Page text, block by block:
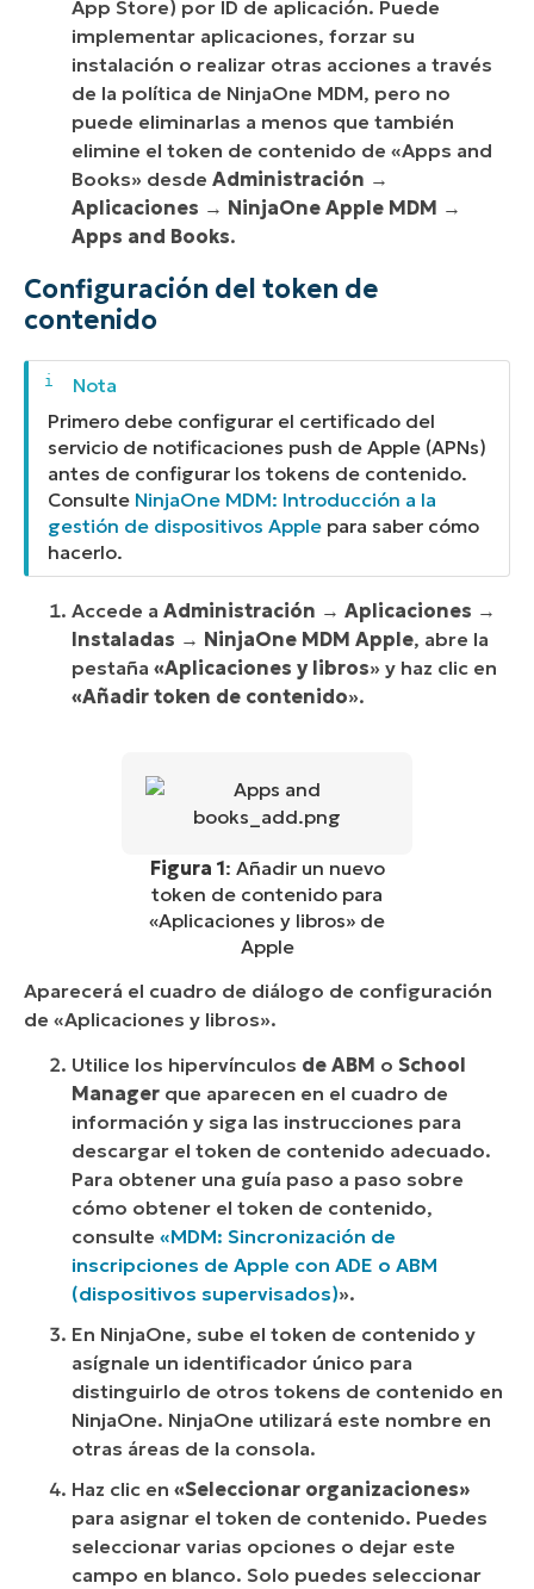
App Store) por ID de aplicación. Puede
implementar aplicaciones, forzar su
instalación o realizar otras acciones a través
de la política de NinjaOne MDM, pero no
puede eliminarlas a menos que también
elimine el token de contenido de «Apps and
Books» desde Administración →
Aplicaciones → NinjaOne Apple MDM →
Apps and Books.
Configuración del token de
contenido
Primero debe configurar el certificado del
servicio de notificaciones push de Apple (APNs)
antes de configurar los tokens de contenido.
Consulte NinjaOne MDM: Introducción a la
gestión de dispositivos Apple para saber cómo
hacerlo.
Accede a Administración → Aplicaciones →
Instaladas → NinjaOne MDM Apple, abre la
pestaña «Aplicaciones y libros» y haz clic en
«Añadir token de contenido».
Figura 1: Añadir un nuevo
token de contenido para
«Aplicaciones y libros» de
Apple
Aparecerá el cuadro de diálogo de configuración
de «Aplicaciones y libros».
Utilice los hipervínculos de ABM o School
Manager que aparecen en el cuadro de
información y siga las instrucciones para
descargar el token de contenido adecuado.
Para obtener una guía paso a paso sobre
cómo obtener el token de contenido,
consulte «MDM: Sincronización de
inscripciones de Apple con ADE o ABM
(dispositivos supervisados)».
En NinjaOne, sube el token de contenido y
asígnale un identificador único para
distinguirlo de otros tokens de contenido en
NinjaOne. NinjaOne utilizará este nombre en
otras áreas de la consola.
Haz clic en «Seleccionar organizaciones»
para asignar el token de contenido. Puedes
seleccionar varias opciones o dejar este
campo en blanco. Solo puedes seleccionar